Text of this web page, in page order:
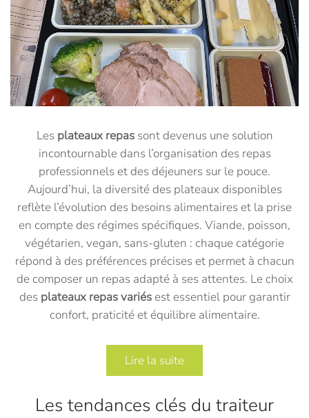
Les plateaux repassont devenus une solution
incontournable dans l’organisation des repas
professionnels et des déjeuners sur le pouce.
Aujourd’hui, la diversité des plateaux disponibles
reflète l’évolution des besoins alimentaires et la prise
en compte des régimes spécifiques. Viande, poisson,
végétarien, vegan, sans-gluten : chaque catégorie
répond à des préférences précises et permet à chacun
de composer un repas adapté à ses attentes. Le choix
des plateaux repas variésest essentiel pour garantir
confort, praticité et équilibre alimentaire.
Lire la suite
Les tendances clés du traiteur